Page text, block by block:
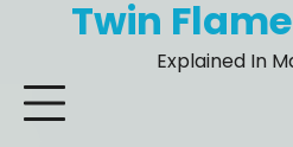
Twin
Explained In